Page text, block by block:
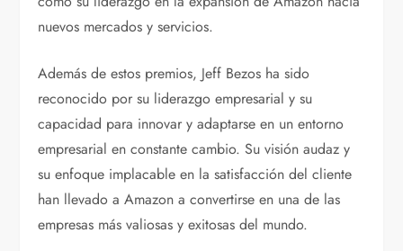
nuevos mercados y servicios.
Además de estos premios, Jeff Bezos ha sido
reconocido por su liderazgo empresarial y su
capacidad para innovar y adaptarse en un entorno
empresarial en constante cambio. Su visión audaz y
su enfoque implacable en la satisfacción del cliente
han llevado a Amazon a convertirse en una de las
empresas más valiosas y exitosas del mundo.